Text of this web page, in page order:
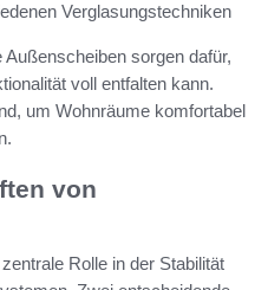
Verglasungstechniken
sorgen dafür,
voll entfalten kann.
um Wohnräume komfortabel
von
Rolle in der Stabilität